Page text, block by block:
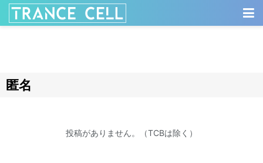
匿名
投稿がありません。（TCBは除く）